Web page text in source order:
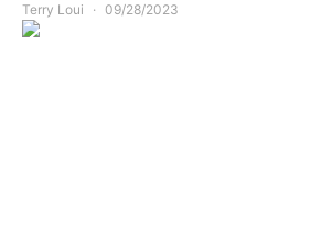
Terry Loui 09/28/2023